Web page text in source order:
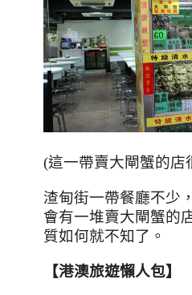
(這一帶賣大閘蟹的店
渣甸街一帶餐廳不少
會有一堆賣大閘蟹的
質如何就不知了 。
【港澳旅遊懶人包】